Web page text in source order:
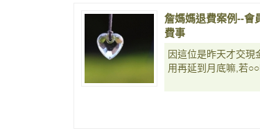
詹媽媽退費案例--會
費事
因這位是昨天才交現
用再延到月底嘛,若